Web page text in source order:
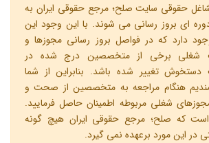
حقوقی سایت صلح؛ مرجع حقوقی ایران به
ای بروز رسانی می شوند. با این وجود این
دارد که در فواصل بروز رسانی مجوزها و
شغلی برخی از متخصصین درج شده در
دستخوش تغییر شده باشد. بنابراین از شما
هنگام مراجعه به متخصصین از صحت و
شغلی مربوطه اطمینان حاصل فرمایید.
که صلح؛ مرجع حقوقی ایران هیچ گونه
در این مورد برعهده نمی گیرد.